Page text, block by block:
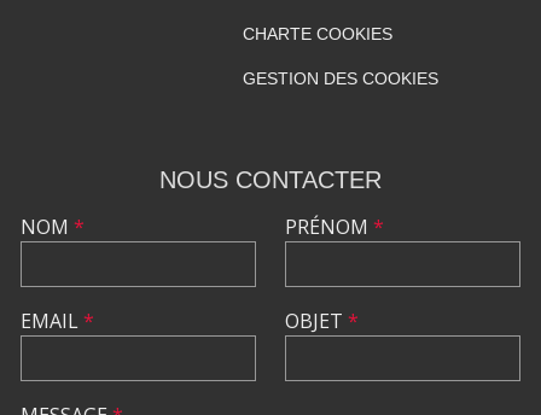
CHARTE COOKIES
GESTION DES COOKIES
NOUS CONTACTER
NOM *
EMAIL*
PRÉNOM *
OBJET *